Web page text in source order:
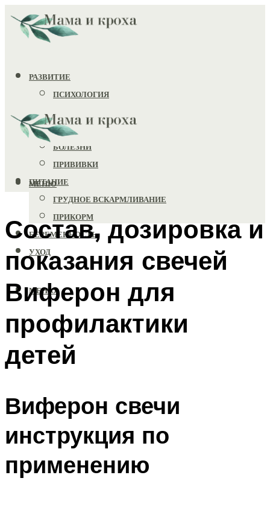
РАЗВИТИЕ
ПСИХОЛОГИЯ
ИГРУШКИ
ЗДОРОВЬЕ
БОЛЕЗНИ
ПРИВИВКИ
ПИТАНИЕ
ГРУДНОЕ ВСКАРМЛИВАНИЕ
ПРИКОРМ
БЕРЕМЕННОСТЬ
УХОД
МЕНЮ
МЕНЮ
Состав, дозировка и
показания свечей
Виферон для
профилактики
детей
Виферон свечи
инструкция по
применению